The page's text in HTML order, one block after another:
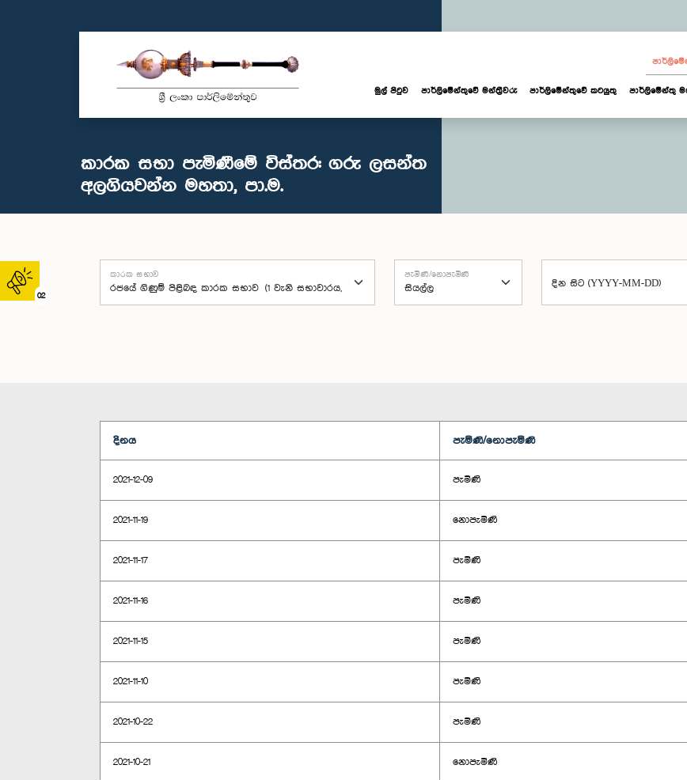
02
මුල් පිටුව පාර්ලි‌මේන්තුවේ මන්ත්‍රීවරු පාර්ලිමේන්තුවේ කටයුතු පාර්ලිමේන්තු
කාරක සභා පැමිණීමේ විස්තර: ගරු ලසන්ත
අලගියවන්න මහතා, පා.ම.
කාරක සභාව පැමිණි/නොපැමිණි
දින සිට (YYYY-MM-DD)
දිනය පැමිණි/නොපැමිණි
2021-12-09 පැමිණි
2021-11-19 නොපැමිණි
2021-11-17 පැමිණි
2021-11-16 පැමිණි
2021-11-15 පැමිණි
2021-11-10 පැමිණි
2021-10-22 පැමිණි
2021-10-21 නොපැමිණි